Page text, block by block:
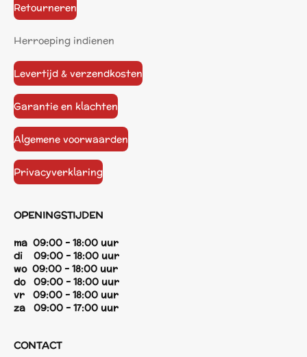
Retourneren
Herroeping indienen
Levertijd & verzendkosten
Garantie en klachten
Algemene voorwaarden
Privacyverklaring
OPENINGSTIJDEN
ma 09:00 - 18:00 uur
di 09:00 - 18:00 uur
wo 09:00 - 18:00 uur
do 09:00 - 18:00 uur
vr 09:00 - 18:00 uur
za 09:00 - 17:00 uur
CONTACT